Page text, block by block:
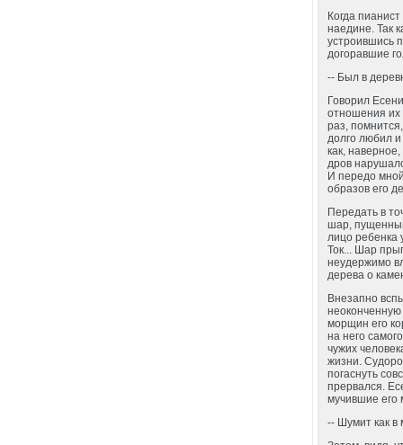
Когда
наедине. Так
устроившись
догоравшие
-- Был в
Говорил
отношения их
раз,
долго любил
как,
дров
И передо
образов его
Передать в
шар,
лицо ребенка
Ток... Шар
неудержимо
дерева о
Внезапно
неоконченную
морщин его
на него
чужих
жизни.
погаснуть
прервался.
мучившие его
-- Шумит как в